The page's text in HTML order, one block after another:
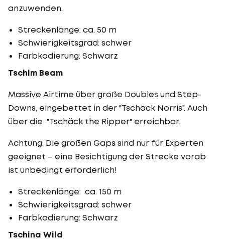
anzuwenden.
Streckenlänge: ca. 50 m
Schwierigkeitsgrad: schwer
Farbkodierung: Schwarz
Tschim Beam
Massive Airtime über große Doubles und Step-
Downs, eingebettet in der "Tschäck Norris". Auch
über die "Tschäck the Ripper" erreichbar.
Achtung: Die großen Gaps sind nur für Experten
geeignet – eine Besichtigung der Strecke vorab
ist unbedingt erforderlich!
Streckenlänge: ca. 150 m
Schwierigkeitsgrad: schwer
Farbkodierung: Schwarz
Tschina Wild